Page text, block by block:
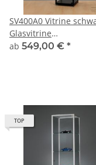
SV400A0 Vitrine
Glasvitrine
Ausstellungsvitrine
ab 549,00 € *
TOP